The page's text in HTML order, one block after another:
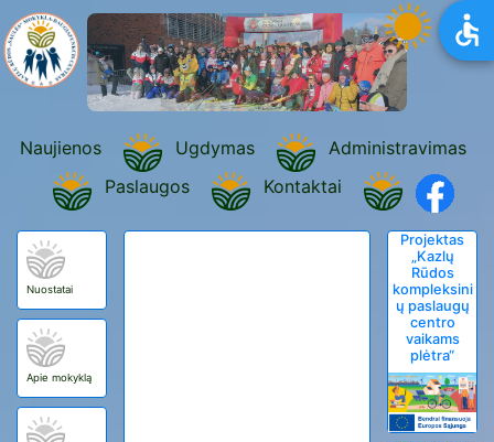
Naujienos Ugdymas
Administravimas
Paslaugos
Kontaktai
Nuostatai
Apie mokyklą
Projektas
„Kazlų
Rūdos
kompleksini
ų paslaugų
centro
vaikams
plėtra“